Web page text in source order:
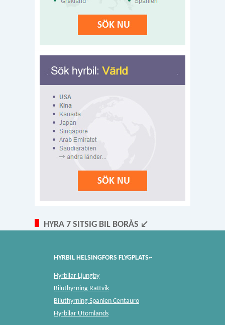
HYRA 7 SITSIG BIL BORÅS ↙
HYRBIL HELSINGFORS FLYGPLATS~
Hyrbilar Ljungby
Biluthyrning Rättvik
Biluthyrning Spanien Centauro
Hyrbilar Utomlands